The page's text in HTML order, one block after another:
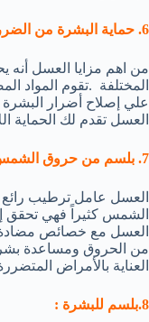
6. حماية البشرة من الضرر :
من اهم مزايا العسل أنه
المختلفة .تقوم المواد
علي إصلاح أضرار
العسل تقدم لك الحماية
7. بلسم من حروق الشمس :
العسل عامل ترطيب
الشمس كثيراً فهي تحقق
العسل مع خصائص مضادة
من الحروق ومساعدة
العناية بالأمراض
8.بلسم للبشرة :